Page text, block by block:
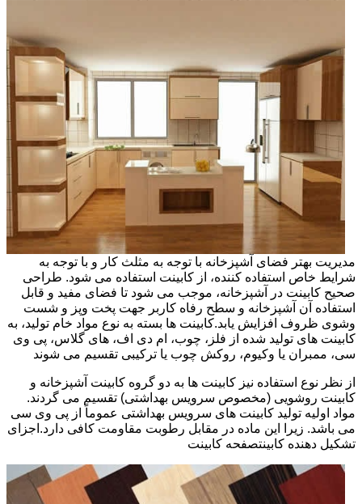
مدیریت بهتر فضای آشپزخانه با توجه به مثلث کار و با توجه به
شرایط خاص استفاده کننده، از کابینت استفاده می شود. طراحی
صحیح کابینت در آشپزخانه، موجب می شود تا فضای مفید و قابل
استفاده آن آشپزخانه و سطح رفاه کاربر جهت پخت وپز و شست
وشوی ظروف افزایش یابد.کابینت ها بسته به نوع مواد خام تولید، به
کابینت های تولید شده از فلز، چوب، ام دی اف، های گلاس، پی وی
سی، ممبران یا وکیوم، روکش چوب یا ترکیبی تقسیم می شوند
از نظر نوع استفاده نیز کابینت ها به دو گروه کابینت آشپزخانه و
کابینت روشویی (مخصوص سرویس بهداشتی) تقسیم می گردند.
مواد اولیه تولید کابینت های سرویس بهداشتی عموماً از پی وی سی
می باشد. زیرا این ماده در مقابل رطوبت مقاومت کافی دارد.اجزای
تشکیل دهنده کابینتصفحه کابینت